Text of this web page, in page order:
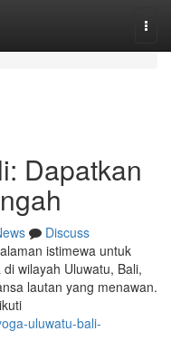
Dapatkan
Discuss
istimewa untuk
wilayah Uluwatu, Bali,
lautan yang menawan.
uluwatu-bali-